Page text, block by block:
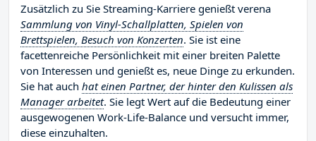
Zusätzlich zu Sie Streaming-Karriere genießt verena
Sammlung von Vinyl-Schallplatten, Spielen von
Brettspielen, Besuch von Konzerten. Sie ist eine
facettenreiche Persönlichkeit mit einer breiten Palette
von Interessen und genießt es, neue Dinge zu erkunden.
Sie hat auch hat einen Partner, der hinter den Kulissen als
Manager arbeitet. Sie legt Wert auf die Bedeutung einer
ausgewogenen Work-Life-Balance und versucht immer,
diese einzuhalten.